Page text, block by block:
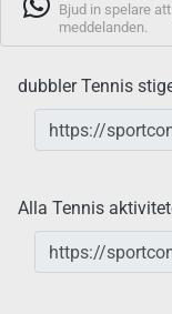
Bjud in spelare
meddelanden.
dubbler Tennis
Alla Tennis